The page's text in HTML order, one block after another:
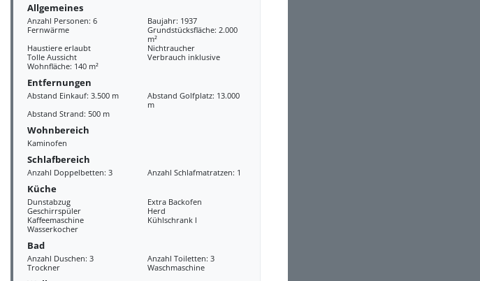
Allgemeines
Anzahl Personen: 6
Baujahr: 1937
Fernwärme
Grundstücksfläche: 2.000
m²
Haustiere erlaubt
Nichtraucher
Tolle Aussicht
Verbrauch inklusive
Wohnfläche: 140 m²
Entfernungen
Abstand Einkauf: 3.500 m
Abstand Golfplatz: 13.000
m
Abstand Strand: 500 m
Wohnbereich
Kaminofen
Schlafbereich
Anzahl Doppelbetten: 3 Anzahl Schlafmatratzen: 1
Küche
Dunstabzug
Extra Backofen
Geschirrspüler
Herd
Kaffeemaschine
Kühlschrank l
Wasserkocher
Bad
Anzahl Duschen: 3
Anzahl Toiletten: 3
Trockner
Waschmaschine